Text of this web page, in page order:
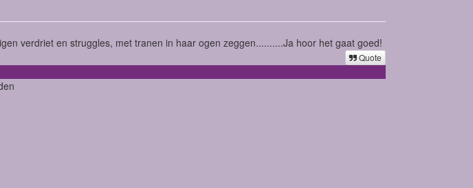
verdriet en struggles, met tranen in haar ogen zeggen..........Ja hoor het gaat goed!
Quote